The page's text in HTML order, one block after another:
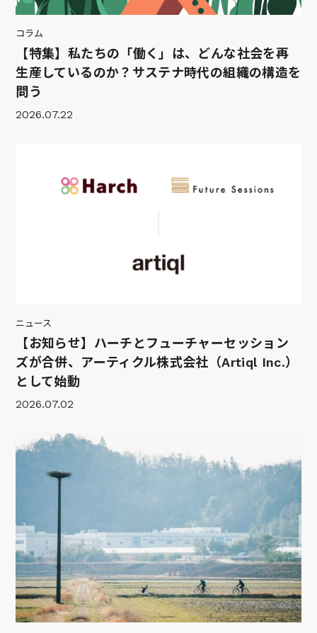
コラム
【特集】私たちの「働く」は、どんな社会を再
生産しているのか？サステナ時代の組織の構造を
問う
2026.07.22
ニュース
【お知らせ】ハーチとフューチャーセッション
ズが合併、アーティクル株式会社（Artiql Inc.）
として始動
2026.07.02